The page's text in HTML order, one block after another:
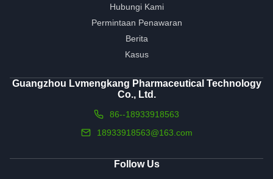
Hubungi Kami
Permintaan Penawaran
Berita
Kasus
Guangzhou Lvmengkang Pharmaceutical Technology
Co., Ltd.
86--18933918563
18933918563@163.com
Follow Us